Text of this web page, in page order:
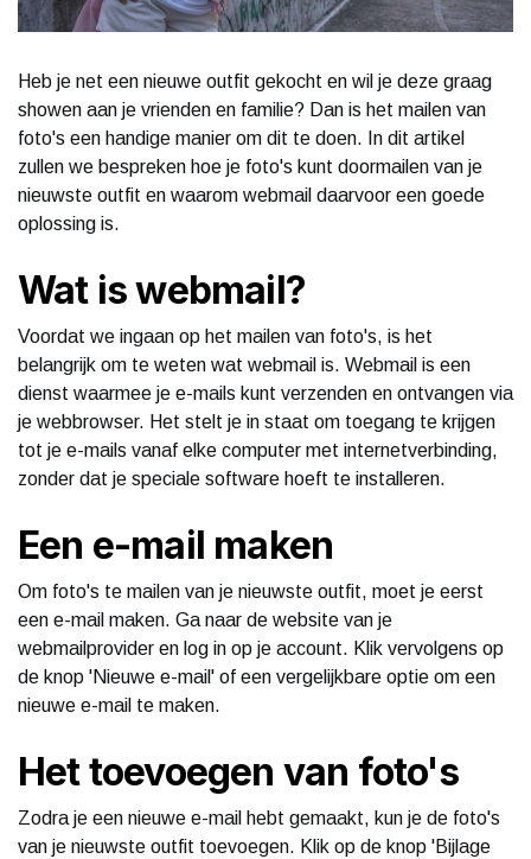
Heb je net een nieuwe outfit gekocht en wil je deze graag
showen aan je vrienden en familie? Dan is het mailen van
foto's een handige manier om dit te doen. In dit artikel
zullen we bespreken hoe je foto's kunt doormailen van je
nieuwste outfit en waarom webmail daarvoor een goede
oplossing is.
Wat is webmail?
Voordat we ingaan op het mailen van foto's, is het
belangrijk om te weten wat webmail is. Webmail is een
dienst waarmee je e-mails kunt verzenden en ontvangen via
je webbrowser. Het stelt je in staat om toegang te krijgen
tot je e-mails vanaf elke computer met internetverbinding,
zonder dat je speciale software hoeft te installeren.
Een e-mail maken
Om foto's te mailen van je nieuwste outfit, moet je eerst
een e-mail maken. Ga naar de website van je
webmailprovider en log in op je account. Klik vervolgens op
de knop 'Nieuwe e-mail' of een vergelijkbare optie om een
nieuwe e-mail te maken.
Het toevoegen van foto's
Zodra je een nieuwe e-mail hebt gemaakt, kun je de foto's
van je nieuwste outfit toevoegen. Klik op de knop 'Bijlage